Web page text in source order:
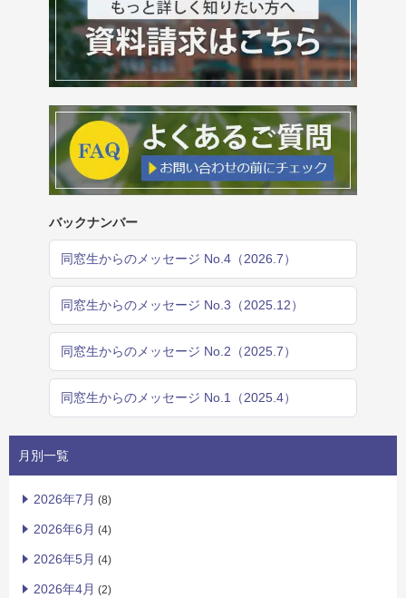
バックナンバー
同窓生からのメッセージ No.4（2026.7）
同窓生からのメッセージ No.3（2025.12）
同窓生からのメッセージ No.2（2025.7）
同窓生からのメッセージ No.1（2025.4）
月別一覧
2026年7月 (8)
2026年6月 (4)
2026年5月 (4)
2026年4月 (2)